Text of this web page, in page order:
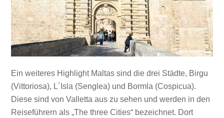
Ein weiteres Highlight Maltas sind die drei Städte, Birgu
(Vittoriosa), L´Isla (Senglea) und Bormla (Cospicua).
Diese sind von Valletta aus zu sehen und werden in den
Reiseführern als „The three Cities“ bezeichnet. Dort